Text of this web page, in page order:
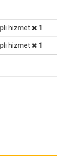
hizmet 1
hizmet 1